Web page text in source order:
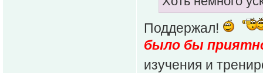
Поддержал!
было бы
изучения и